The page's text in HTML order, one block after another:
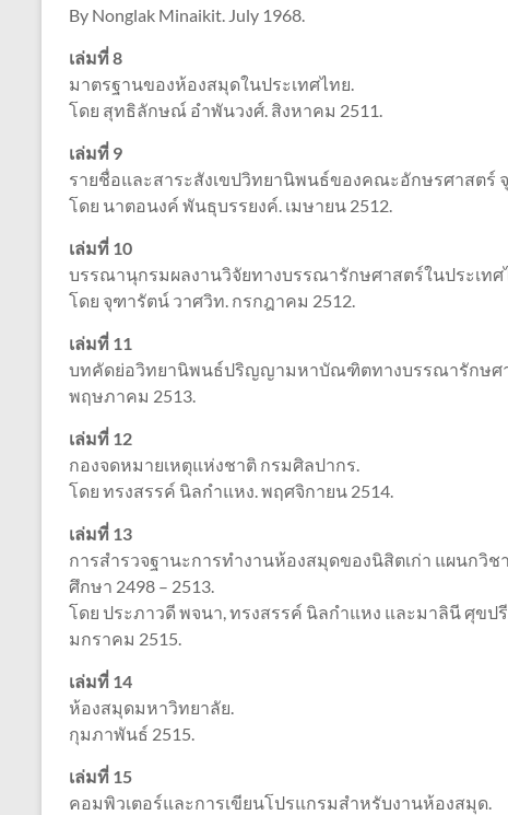
By Nonglak Minaikit. July 1968.
เล่มที่ 8
มาตรฐานของห้องสมุดในประเทศไทย.
โดย สุทธิลักษณ์ อำพันวงศ์. สิงหาคม 2511.
เล่มที่ 9
รายชื่อและสาระสังเขปวิทยานิพนธ์ของคณะอักษรศาสตร์
โดย นาตอนงค์ พันธุบรรยงค์. เมษายน 2512.
เล่มที่ 10
บรรณานุกรมผลงานวิจัยทางบรรณารักษศาสตร์ในประเทศ
โดย จุฑารัตน์ วาศวิท. กรกฎาคม 2512.
เล่มที่ 11
บทคัดย่อวิทยานิพนธ์ปริญญามหาบัณฑิตทางบรรณารักษศาส
พฤษภาคม 2513.
เล่มที่ 12
กองจดหมายเหตุแห่งชาติ กรมศิลปากร.
โดย ทรงสรรค์ นิลกำแหง. พฤศจิกายน 2514.
เล่มที่ 13
การสำรวจฐานะการทำงานห้องสมุดของนิสิตเก่า แผนก
ศึกษา 2498 – 2513.
โดย ประภาวดี พจนา, ทรงสรรค์ นิลกำแหง และมาลินี ศุขป
มกราคม 2515.
เล่มที่ 14
ห้องสมุดมหาวิทยาลัย.
กุมภาพันธ์ 2515.
เล่มที่ 15
คอมพิวเตอร์และการเขียนโปรแกรมสำหรับงานห้องสมุด.